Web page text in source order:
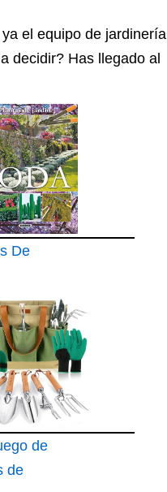
el equipo de jardinería
decidir? Has llegado al
De
de
de